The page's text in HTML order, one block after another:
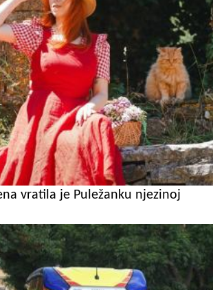
vratila je Puležanku njezinoj